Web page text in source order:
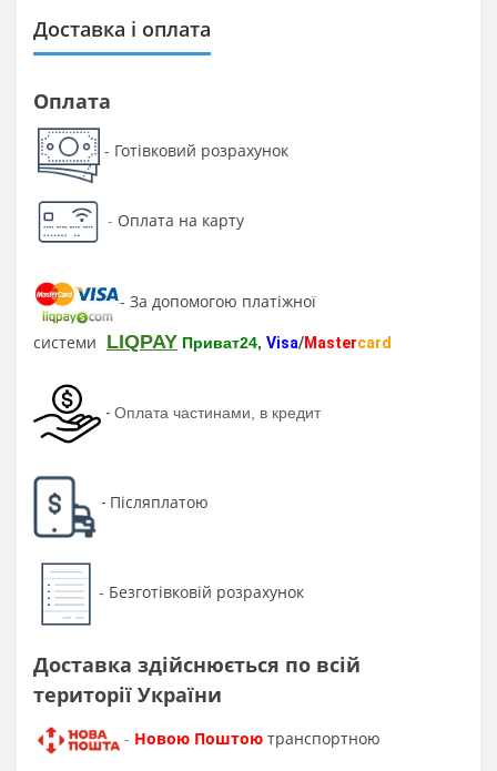
Доставка і оплата
Оплата
- Готівковий розрахунок
- Оплата на карту
- За допомогою платіжної
системи LIQPAY Приват24, Visa/Mastercard
- Оплата частинами, в кредит
- Післяплатою
- Безготівковій розрахунок
Доставка здійснюється по всій
території України
- Новою Поштою транспортною